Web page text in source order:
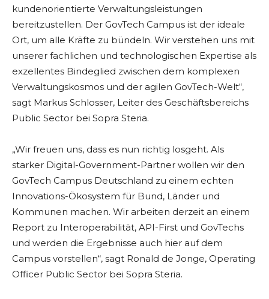
kundenorientierte Verwaltungsleistungen
bereitzustellen. Der GovTech Campus ist der ideale
Ort, um alle Kräfte zu bündeln. Wir verstehen uns mit
unserer fachlichen und technologischen Expertise als
exzellentes Bindeglied zwischen dem komplexen
Verwaltungskosmos und der agilen GovTech-Welt“,
sagt Markus Schlosser, Leiter des Geschäftsbereichs
Public Sector bei Sopra Steria.
„Wir freuen uns, dass es nun richtig losgeht. Als
starker Digital-Government-Partner wollen wir den
GovTech Campus Deutschland zu einem echten
Innovations-Ökosystem für Bund, Länder und
Kommunen machen. Wir arbeiten derzeit an einem
Report zu Interoperabilität, API-First und GovTechs
und werden die Ergebnisse auch hier auf dem
Campus vorstellen“, sagt Ronald de Jonge, Operating
Officer Public Sector bei Sopra Steria.